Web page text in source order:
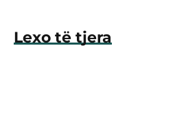
Lexo të tjera